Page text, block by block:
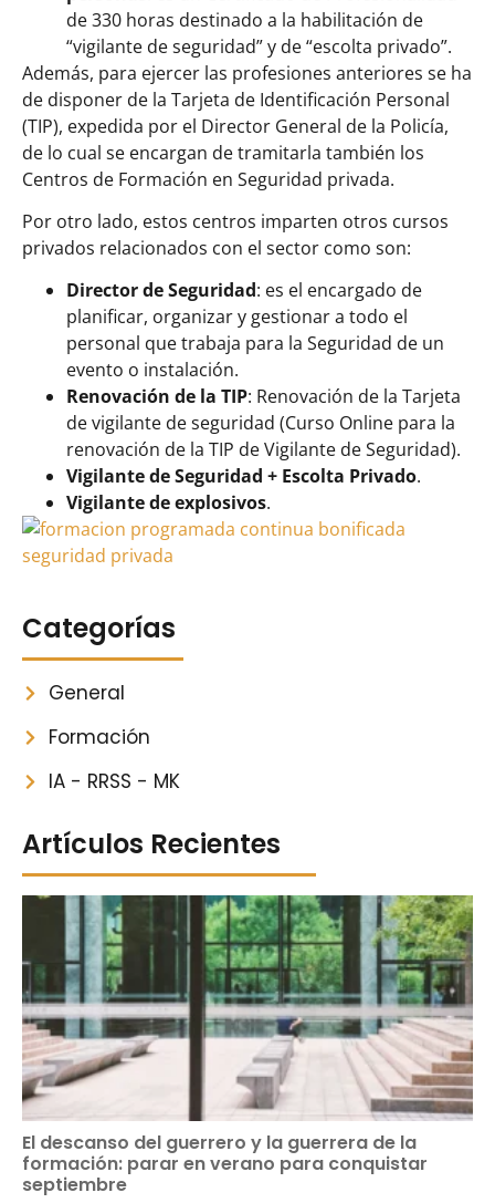
de 330 horas destinado a la habilitación de
“vigilante de seguridad” y de “escolta privado”.
Además, para ejercer las profesiones anteriores se ha
de disponer de la Tarjeta de Identificación Personal
(TIP), expedida por el Director General de la Policía,
de lo cual se encargan de tramitarla también los
Centros de Formación en Seguridad privada.
Por otro lado, estos centros imparten otros cursos
privados relacionados con el sector como son:
Director de Seguridad: es el encargado de
planificar, organizar y gestionar a todo el
personal que trabaja para la Seguridad de un
evento o instalación.
Renovación de la TIP: Renovación de la Tarjeta
de vigilante de seguridad (Curso Online para la
renovación de la TIP de Vigilante de Seguridad).
Vigilante de Seguridad + Escolta Privado.
Vigilante de explosivos.
Artículos Recientes
El descanso del guerrero y la guerrera de la
formación: parar en verano para conquistar
septiembre
Categorías
General
Formación
IA - RRSS - MK